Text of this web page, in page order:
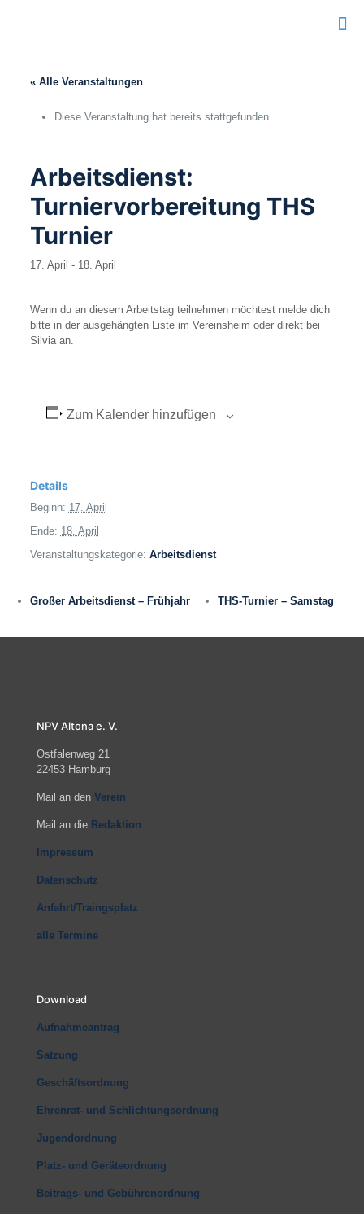
« Alle Veranstaltungen
Diese Veranstaltung hat bereits stattgefunden.
Arbeitsdienst:
Turniervorbereitung THS
Turnier
17. April - 18. April
Wenn du an diesem Arbeitstag teilnehmen möchtest melde dich
bitte in der ausgehängten Liste im Vereinsheim oder direkt bei
Silvia an.
Zum Kalender hinzufügen
Details
Beginn: 17. April
Ende: 18. April
Veranstaltungskategorie: Arbeitsdienst
Großer Arbeitsdienst – Frühjahr THS-Turnier – Samstag
NPV Altona e. V.
Ostfalenweg 21
22453 Hamburg
Mail an den Verein
Mail an die Redaktion
Impressum
Datenschutz
Anfahrt/Traingsplatz
alle Termine
Download
Aufnahmeantrag
Satzung
Geschäftsordnung
Ehrenrat- und Schlichtungsordnung
Jugendordnung
Platz- und Geräteordnung
Beitrags- und Gebührenordnung